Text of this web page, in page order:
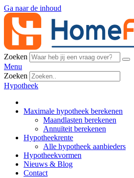
Ga naar de inhoud
Zoeken
Menu
Zoeken
Hypotheek
Maximale hypotheek berekenen
Maandlasten berekenen
Annuïteit berekenen
Hypotheekrente
Alle hypotheek aanbieders
Hypotheekvormen
Nieuws & Blog
Contact